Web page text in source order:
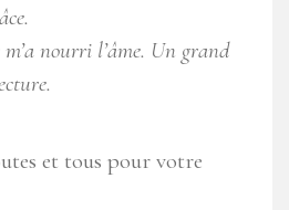
nourri l’âme. Un grand
et tous pour votre